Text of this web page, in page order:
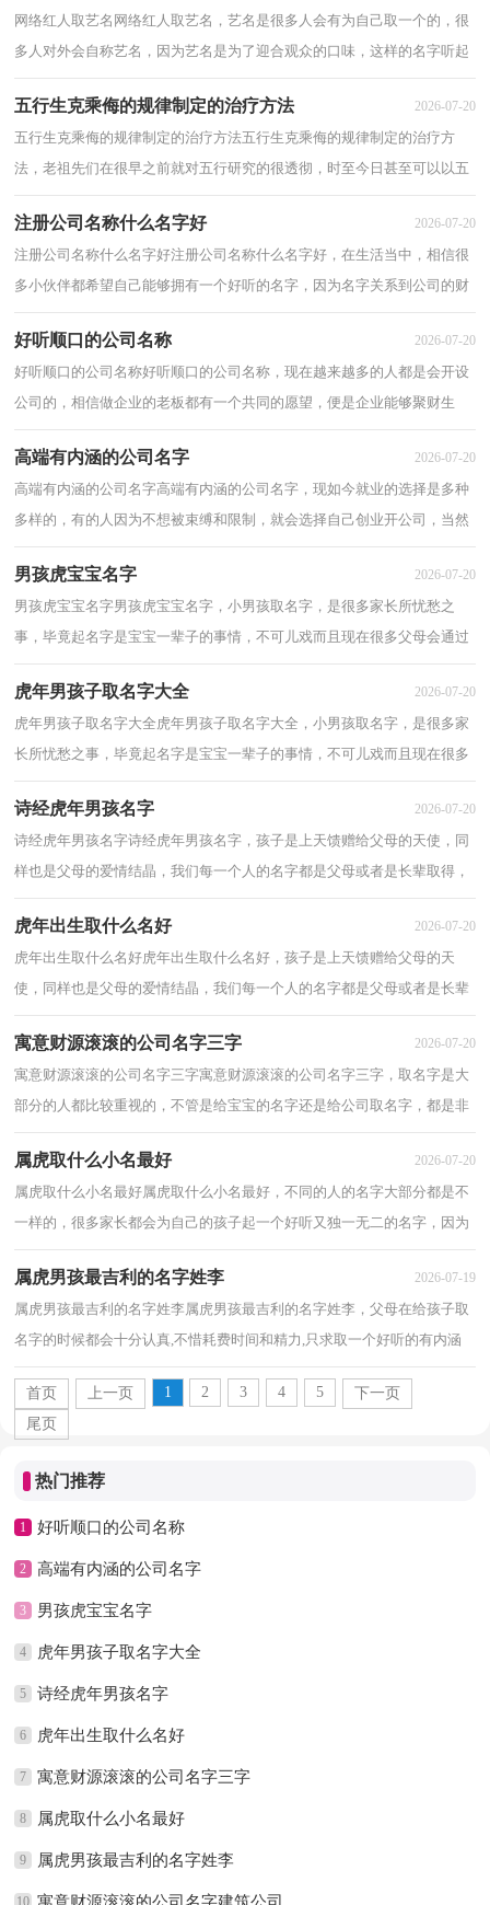
网络红人取艺名网络红人取艺名，艺名是很多人会有为自己取一个的，很
多人对外会自称艺名，因为艺名是为了迎合观众的口味，这样的名字听起
来大多都很有艺术感，并且有利于传播，下面看看...
五行生克乘侮的规律制定的治疗方法 2026-07-20
五行生克乘侮的规律制定的治疗方法五行生克乘侮的规律制定的治疗方
法，老祖先们在很早之前就对五行研究的很透彻，时至今日甚至可以以五
行的规律用作在医疗上，可以诊断病情，下面是...
注册公司名称什么名字好 2026-07-20
注册公司名称什么名字好注册公司名称什么名字好，在生活当中，相信很
多小伙伴都希望自己能够拥有一个好听的名字，因为名字关系到公司的财
运问题，也是一直用运用下去的名字，下面小编...
好听顺口的公司名称 2026-07-20
好听顺口的公司名称好听顺口的公司名称，现在越来越多的人都是会开设
公司的，相信做企业的老板都有一个共同的愿望，便是企业能够聚财生
财，带来更多的财富。那么便可以给企业起一个...
高端有内涵的公司名字 2026-07-20
高端有内涵的公司名字高端有内涵的公司名字，现如今就业的选择是多种
多样的，有的人因为不想被束缚和限制，就会选择自己创业开公司，当然
开公司需要大量人力和物力，可不是件容易的事...
男孩虎宝宝名字 2026-07-20
男孩虎宝宝名字男孩虎宝宝名字，小男孩取名字，是很多家长所忧愁之
事，毕竟起名字是宝宝一辈子的事情，不可儿戏而且现在很多父母会通过
男宝宝的生肖为其起名字，以下分享男孩虎宝宝名...
虎年男孩子取名字大全 2026-07-20
虎年男孩子取名字大全虎年男孩子取名字大全，小男孩取名字，是很多家
长所忧愁之事，毕竟起名字是宝宝一辈子的事情，不可儿戏而且现在很多
父母会通过男宝宝的生肖为其起名字，以下分享...
诗经虎年男孩名字 2026-07-20
诗经虎年男孩名字诗经虎年男孩名字，孩子是上天馈赠给父母的天使，同
样也是父母的爱情结晶，我们每一个人的名字都是父母或者是长辈取得，
而且名字虽然只是一个代号，但是却要陪伴一个...
虎年出生取什么名好 2026-07-20
虎年出生取什么名好虎年出生取什么名好，孩子是上天馈赠给父母的天
使，同样也是父母的爱情结晶，我们每一个人的名字都是父母或者是长辈
取得，而且名字虽然只是一个代号，但是却要陪伴...
寓意财源滚滚的公司名字三字 2026-07-20
寓意财源滚滚的公司名字三字寓意财源滚滚的公司名字三字，取名字是大
部分的人都比较重视的，不管是给宝宝的名字还是给公司取名字，都是非
常重要的，一个好的名字对发展等都有所帮助...
属虎取什么小名最好 2026-07-20
属虎取什么小名最好属虎取什么小名最好，不同的人的名字大部分都是不
一样的，很多家长都会为自己的孩子起一个好听又独一无二的名字，因为
名字是伴随着我们人一生的，那么属虎取什么...
属虎男孩最吉利的名字姓李 2026-07-19
属虎男孩最吉利的名字姓李属虎男孩最吉利的名字姓李，父母在给孩子取
名字的时候都会十分认真,不惜耗费时间和精力,只求取一个好听的有内涵
的名字。以下是关于属虎男孩最吉利的...
首页
上一页 1 2 3 4 5
下一页
尾页
热门推荐
1 好听顺口的公司名称
2 高端有内涵的公司名字
3 男孩虎宝宝名字
4 虎年男孩子取名字大全
5 诗经虎年男孩名字
6 虎年出生取什么名好
7 寓意财源滚滚的公司名字三字
8 属虎取什么小名最好
9 属虎男孩最吉利的名字姓李
10